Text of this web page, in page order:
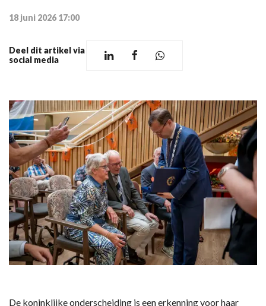
18 juni 2026 17:00
Deel dit artikel via
social media
De koninklijke onderscheiding is een erkenning voor haar